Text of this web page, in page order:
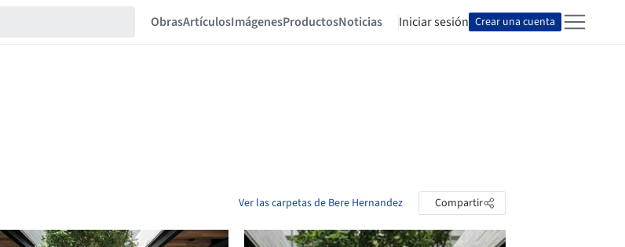
ObrasArtículosImágenesProductosNoticias Iniciar sesión Crear una cuenta
Ver las carpetas de Bere Hernandez Compartir